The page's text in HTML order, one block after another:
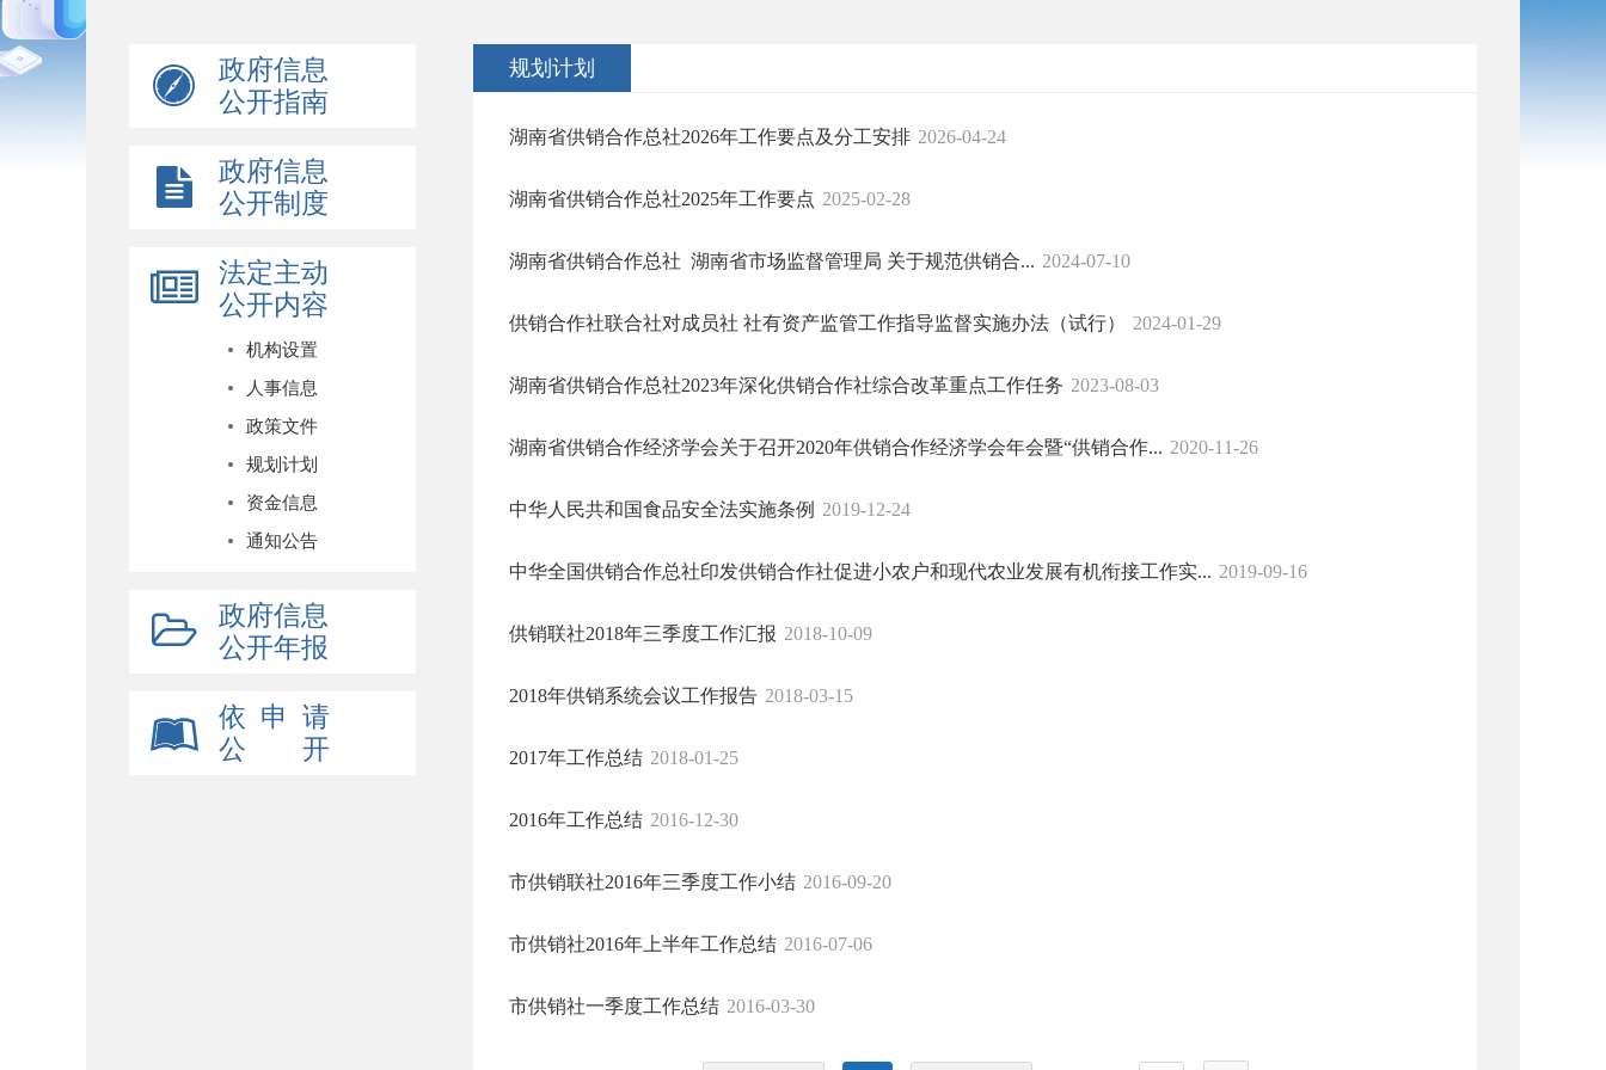
政府信息
公开指南
政府信息
公开制度
法定主动
公开内容
机构设置
人事信息
政策文件
规划计划
资金信息
通知公告
政府信息
公开年报
依 申 请
公 开
规划计划
湖南省供销合作总社2026年工作要点及分工安排 2026-04-24
湖南省供销合作总社2025年工作要点 2025-02-28
湖南省供销合作总社 湖南省市场监督管理局 关于规范供销合... 2024-07-10
供销合作社联合社对成员社 社有资产监管工作指导监督实施办法（试行） 2024-01-29
湖南省供销合作总社2023年深化供销合作社综合改革重点工作任务 2023-08-03
湖南省供销合作经济学会关于召开2020年供销合作经济学会年会暨“供销合作... 2020-11-26
中华人民共和国食品安全法实施条例 2019-12-24
中华全国供销合作总社印发供销合作社促进小农户和现代农业发展有机衔接工作实... 2019-09-16
供销联社2018年三季度工作汇报 2018-10-09
2018年供销系统会议工作报告 2018-03-15
2017年工作总结 2018-01-25
2016年工作总结 2016-12-30
市供销联社2016年三季度工作小结 2016-09-20
市供销社2016年上半年工作总结 2016-07-06
市供销社一季度工作总结 2016-03-30